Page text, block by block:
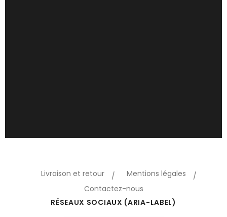
Livraison et retour
Mentions légales
Contactez-nous
RÉSEAUX SOCIAUX (ARIA-LABEL)